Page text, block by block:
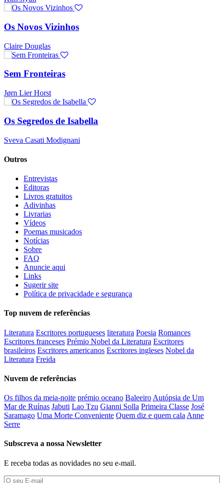
Os Novos Vizinhos
Claire Douglas
Sem Fronteiras
Jørn Lier Horst
Os Segredos de Isabella
Sveva Casati Modignani
Outros
Entrevistas
Editoras
Livros gratuitos
Adivinhas
Livrarias
Vídeos
Poemas musicados
Notícias
Sobre
FAQ
Anuncie aqui
Links
Sugerir site
Política de privacidade e segurança
Top nuvem de referências
Literatura Escritores portugueses literatura Poesia Romances
Escritores franceses Prémio Nobel da Literatura Escritores
brasileiros Escritores americanos Escritores ingleses Nobel da
Literatura Freida
Nuvem de referências
Os filhos da meia-noite prémio oceano Baleeiro Autópsia de Um
Mar de Ruínas Jabuti Lao Tzu Gianni Solla Primeira Classe José
Saramago Uma Morte Conveniente Quem diz e quem cala Anne
Serre
Subscreva a nossa Newsletter
E receba todas as novidades no seu e-mail.